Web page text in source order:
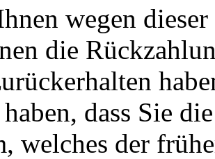
wegen
die
dass Sie
welches der